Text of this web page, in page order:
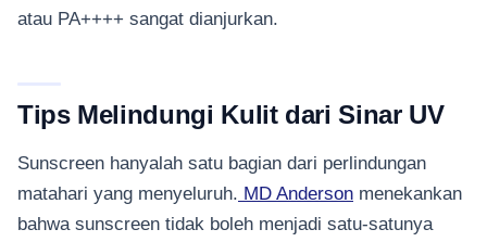
atau PA++++ sangat dianjurkan.
Tips Melindungi Kulit dari Sinar UV
Sunscreen hanyalah satu bagian dari perlindungan
matahari yang menyeluruh.
MD Anderson menekankan
bahwa sunscreen tidak boleh menjadi satu-satunya